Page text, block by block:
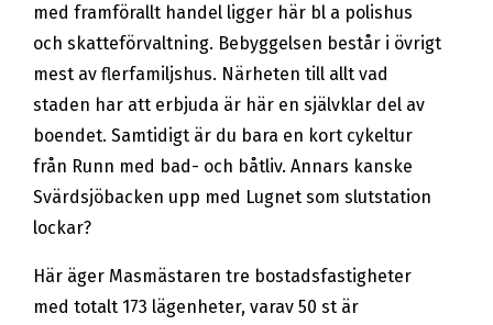
med framförallt handel ligger här bl a polishus
och skatteförvaltning. Bebyggelsen består i övrigt
mest av flerfamiljshus. Närheten till allt vad
staden har att erbjuda är här en självklar del av
boendet. Samtidigt är du bara en kort cykeltur
från Runn med bad- och båtliv. Annars kanske
Svärdsjöbacken upp med Lugnet som slutstation
lockar?
Här äger Masmästaren tre bostadsfastigheter
med totalt 173 lägenheter, varav 50 st är